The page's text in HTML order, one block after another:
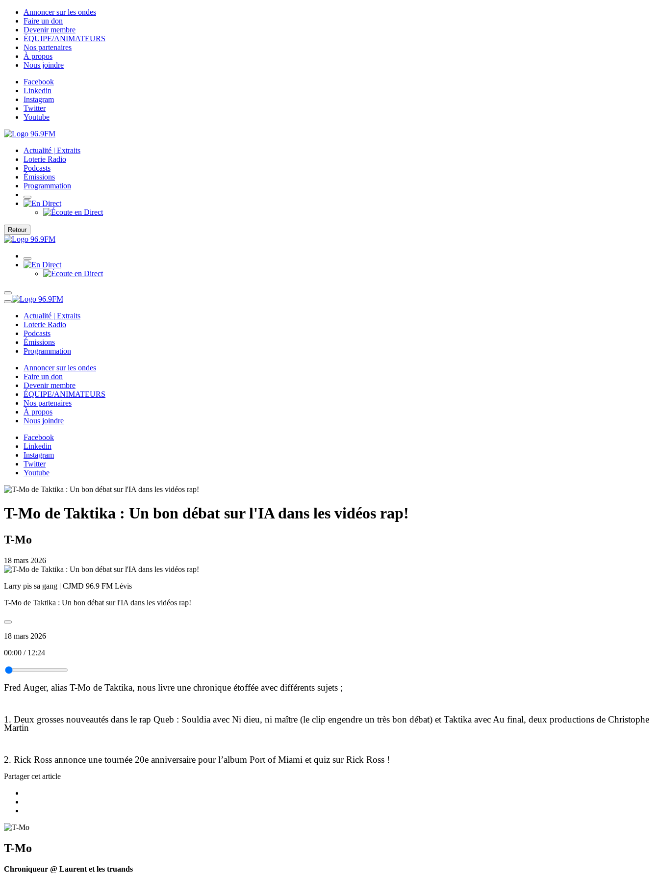
Annoncer sur les ondes
Faire un don
Devenir membre
ÉQUIPE/ANIMATEURS
Nos partenaires
À propos
Nous joindre
Facebook
Linkedin
Instagram
Twitter
Youtube
Actualité | Extraits
Loterie Radio
Podcasts
Émissions
Programmation
Retour
Actualité | Extraits
Loterie Radio
Podcasts
Émissions
Programmation
Annoncer sur les ondes
Faire un don
Devenir membre
ÉQUIPE/ANIMATEURS
Nos partenaires
À propos
Nous joindre
Facebook
Linkedin
Instagram
Twitter
Youtube
T-Mo de Taktika : Un bon débat sur l'IA dans les vidéos rap!
T-Mo
18 mars 2026
Larry pis sa gang | CJMD 96.9 FM Lévis
T-Mo de Taktika : Un bon débat sur l'IA dans les vidéos rap!
18 mars 2026
00:00 / 12:24
Fred Auger, alias T-Mo de Taktika, nous livre une chronique étoffée avec différents sujets ;
1. Deux grosses nouveautés dans le rap Queb : Souldia avec Ni dieu, ni maître (le clip engendre un très bon débat) et Taktika avec Au final, deux productions de Christophe
Martin
2. Rick Ross annonce une tournée 20e anniversaire pour l’album Port of Miami et quiz sur Rick Ross !
Partager cet article
T-Mo
Chroniqueur @ Laurent et les truands